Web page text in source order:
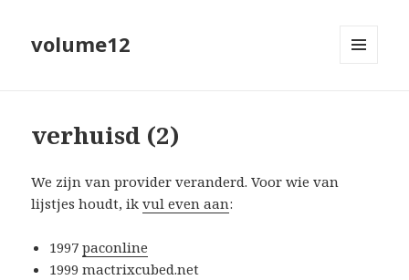
volume12
verhuisd (2)
We zijn van provider veranderd. Voor wie van
lijstjes houdt, ikvul even aan:
1997paconline
1999 mactrixcubed.net